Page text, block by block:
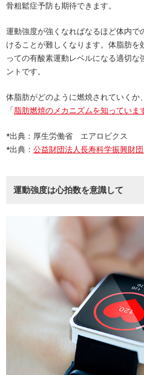
骨粗鬆症予防も期待できます。
運動強度が強くなればなるほど体内で
けることが難しくなります。体脂肪を
っての有酸素運動レベルになる適切な
ントです。
体脂肪がどのように燃焼されていくか
「 脂肪燃焼のメカニズムを知っていま
*出典：厚生労働省 エアロビクス
*出典： 公益財団法人長寿科学振興財
運動強度は心拍数を意識して